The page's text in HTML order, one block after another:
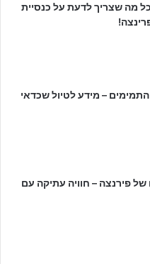
מה שצריך לדעת על כנסיית
– מידע לטיול שכדאי
פירנצה – חוויה עתיקה עם